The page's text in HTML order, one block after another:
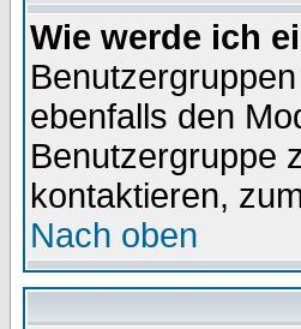
Wie werde ich
ebenfalls den
Benutzergruppe
kontaktieren,
Nach oben